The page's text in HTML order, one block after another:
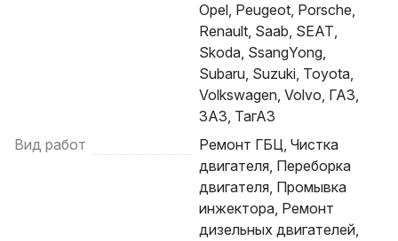
Opel, Peugeot, Porsche,
Renault, Saab, SEAT,
Skoda, SsangYong,
Subaru, Suzuki, Toyota,
Volkswagen, Volvo, ГАЗ,
ЗАЗ, ТагАЗ
Вид работ
Ремонт ГБЦ, Чистка
двигателя, Переборка
двигателя, Промывка
инжектора, Ремонт
дизельных двигателей,